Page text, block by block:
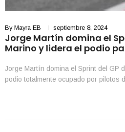
By Mayra EB septiembre 8, 2024
Jorge Martín domina el
Marino y lidera el podio
Jorge Martín domina el Sprint del GP
podio totalmente ocupado por pilotos